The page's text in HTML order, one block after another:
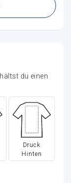
du einen
Druck
Hinten